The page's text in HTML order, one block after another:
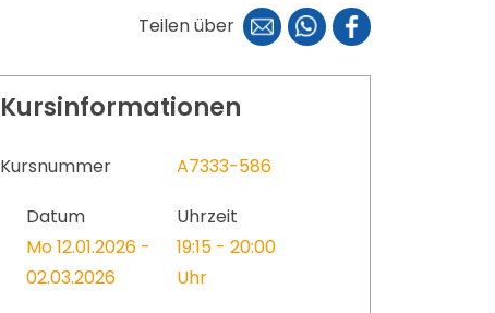
Teilen über
Kursinformationen
Kursnummer
A7333-586
Datum
Mo 12.01.2026 -
02.03.2026
Uhrzeit
19:15 - 20:00
Uhr